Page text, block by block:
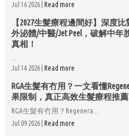
Jul 16 2026 | Read more
【2027生髮療程邊間好】深度比
外泌體/中醫/Jet Peel，破解中年
真相！
Jul 14 2026 | Read more
RGA生髮有冇用？一文看懂
果限制，真正高效生髮療程推薦
RGA生髮有冇用？Regenera...
Jul 09 2026 | Read more